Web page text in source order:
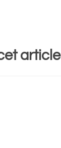
article